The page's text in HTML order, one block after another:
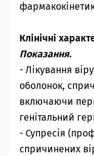
Клінічні
Показання.
- Лікування
оболонок,
включаючи
генітальний
- Супресія
спричинених